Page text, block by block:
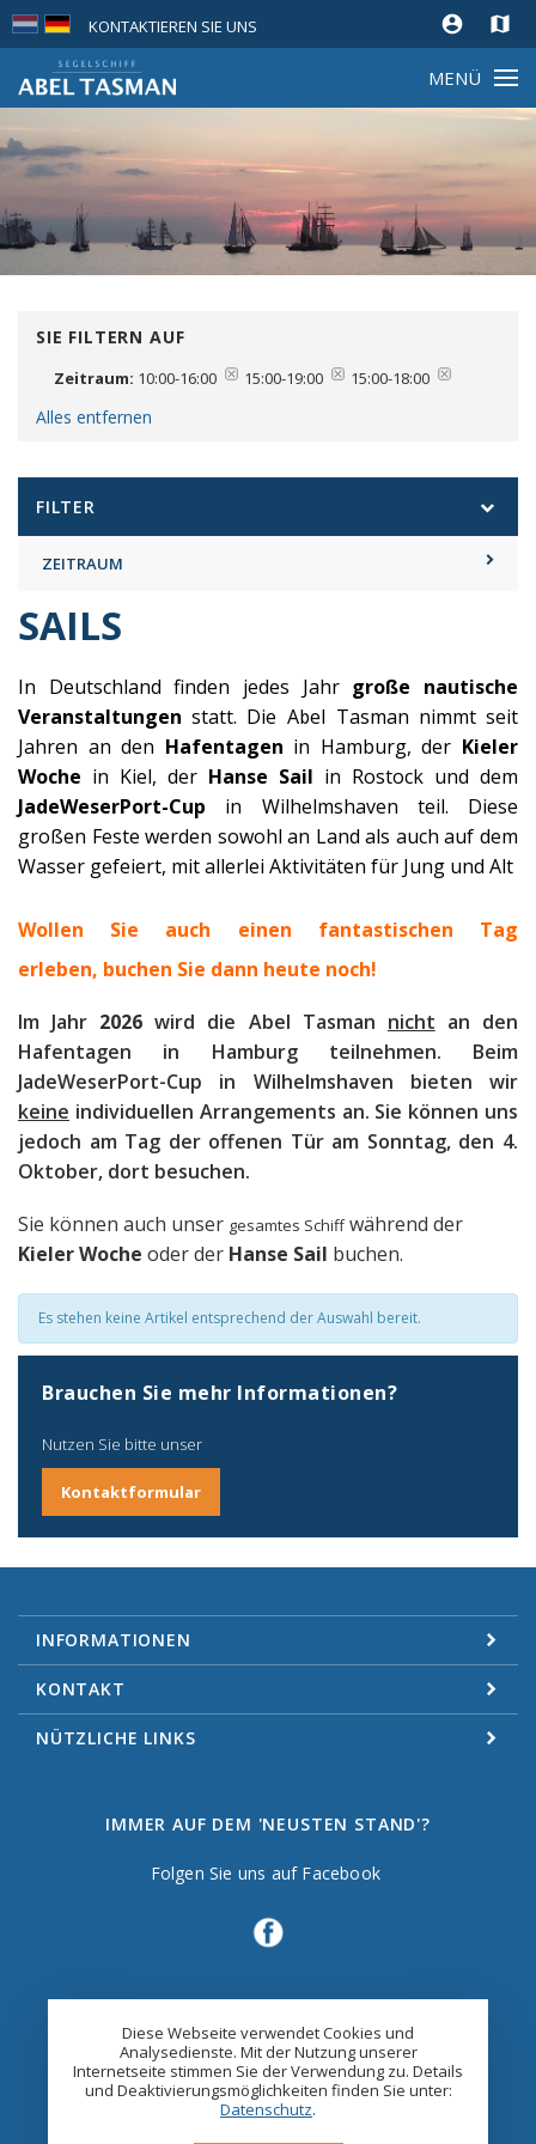
account_circle map
KONTAKTIEREN SIE UNS
MENÜ
SIE FILTERN AUF
Zeitraum: 10:00-16:00 15:00-19:00 15:00-18:00
Alles entfernen
FILTER
ZEITRAUM
SAILS
In Deutschland finden jedes Jahr große nautische
Veranstaltungen statt. Die Abel Tasman nimmt seit
Jahren an den Hafentagen in Hamburg, der Kieler
Woche in Kiel, der Hanse Sail in Rostock und dem
JadeWeserPort-Cup in Wilhelmshaven teil. Diese
großen Feste werden sowohl an Land als auch auf dem
Wasser gefeiert, mit allerlei Aktivitäten für Jung und Alt
Wollen Sie auch einen fantastischen Tag
erleben, buchen Sie dann heute noch!
Im Jahr 2026 wird die Abel Tasman nicht an den
Hafentagen in Hamburg teilnehmen. Beim
JadeWeserPort-Cup in Wilhelmshaven bieten wir
keine individuellen Arrangements an. Sie können uns
jedoch am Tag der offenen Tür am Sonntag, den 4.
Oktober, dort besuchen.
Sie können auch unser gesamtes Schiffwährend der
Kieler Woche oder der Hanse Sail buchen.
Es stehen keine Artikel entsprechend der Auswahl bereit.
Brauchen Sie mehr Informationen?
Nutzen Sie bitte unser
Kontaktformular
INFORMATIONEN
KONTAKT
NÜTZLICHE LINKS
IMMER AUF DEM 'NEUSTEN STAND'?
Folgen Sie uns auf Facebook
Diese Webseite verwendet Cookies und
Analysedienste. Mit der Nutzung unserer
Internetseite stimmen Sie der Verwendung zu. Details
und Deaktivierungsmöglichkeiten finden Sie unter:
Datenschutz.